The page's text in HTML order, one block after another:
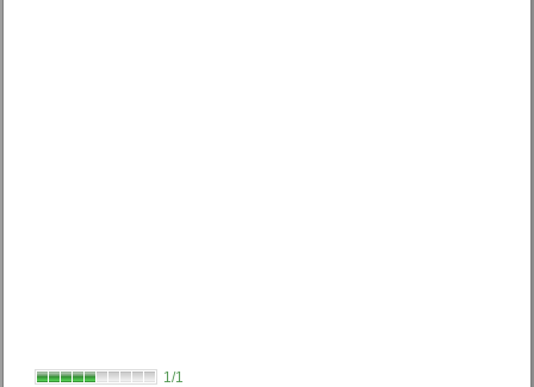
1/1